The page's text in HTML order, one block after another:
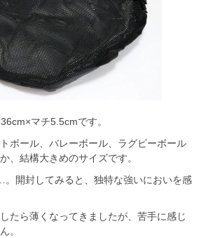
マチ5.5cmです。
ボール、バレーボール、ラグビーボール
、結構大きめのサイズです。
開封してみると、独特な強いにおいを感
たら薄くなってきましたが、苦手に感じ
。